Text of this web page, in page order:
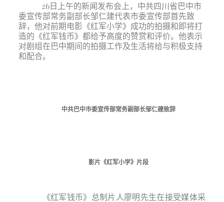
26日上午的新闻发布会上，中共四川省巴中市
委宣传部常务副部长邹仁建代表市委宣传部首先致
辞，他对前期电影《红军小学》成功的拍摄和即将打
造的《红军钱币》都给予高度的赞赏和评价。他表示
对剧组在巴中期间的拍摄工作及生活将给与积极支持
和配合。
中共巴中市委宣传部常务副部长邹仁建致辞
影片《红军小学》片段
《红军钱币》总制片人廖明先生在接受媒体采